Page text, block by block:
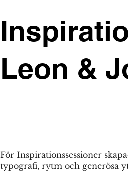
Leon &
För Inspirationssessioner
typografi, rytm och generösa